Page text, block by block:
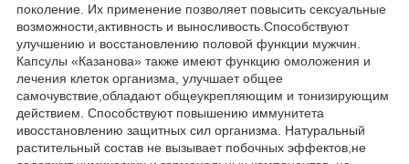
поколение. Их применение позволяет повысить сексуальные
возможности,активность и выносливость.Способствуют
улучшению и восстановлению половой функции мужчин.
Капсулы «Казанова» также имеют функцию омоложения и
лечения клеток организма, улучшает общее
самочувствие,обладают общеукрепляющим и тонизирующим
действием. Способствуют повышению иммунитета
ивосстановлению защитных сил организма. Натуральный
растительный состав не вызывает побочных эффектов,не